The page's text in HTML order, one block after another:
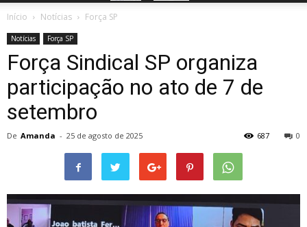
Início Notícias Força SP
Notícias Força SP
Força Sindical SP organiza
participação no ato de 7 de
setembro
De Amanda - 25 de agosto de 2025 0
687